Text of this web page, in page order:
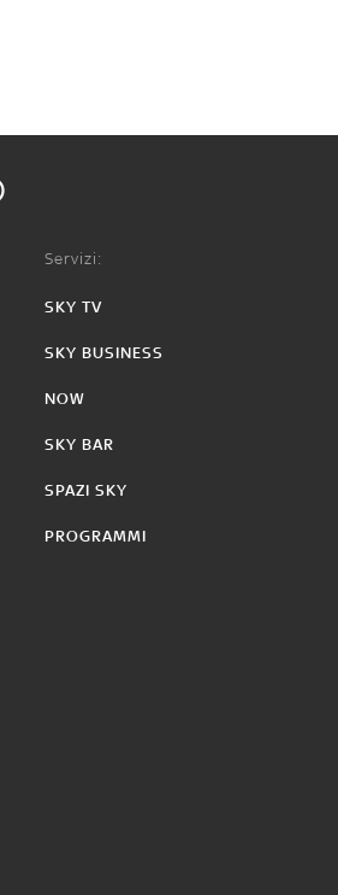
Servizi:
SKY TV
SKY BUSINESS
NOW
SKY BAR
SPAZI SKY
PROGRAMMI